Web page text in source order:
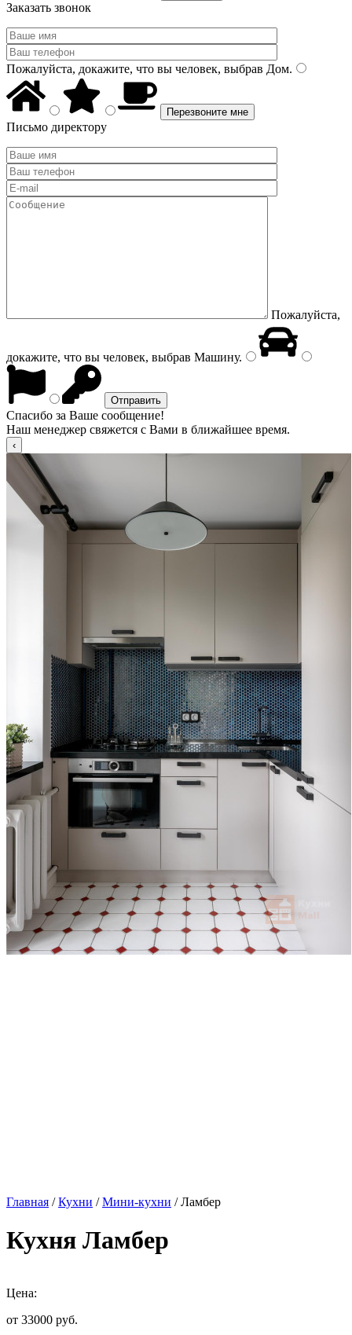
Заказать звонок
Пожалуйста, докажите, что вы человек, выбрав Дом.
Письмо директору
Пожалуйста,
докажите, что вы человек, выбрав Машину.
Спасибо за Ваше сообщение!
Наш менеджер свяжется с Вами в ближайшее время.
Главная /Кухни /Мини-кухни / Ламбер
Кухня Ламбер
Цена:
от 33000 руб.